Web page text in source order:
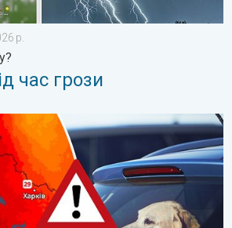
р.
час грози
тепловою пасткою. Обережно!. . .